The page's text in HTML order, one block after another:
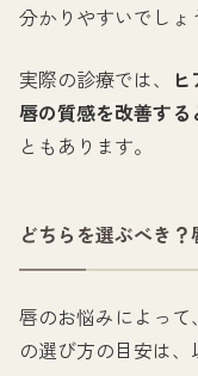
分かりやすいでしょ
実際の診療では、
唇の質感を改善す
ともあります。
どちらを選ぶべき
唇のお悩みによっ
の選び方の目安は、